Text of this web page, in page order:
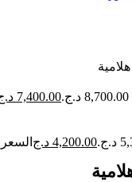
7,400.00
4,200.00 د.ج السعر